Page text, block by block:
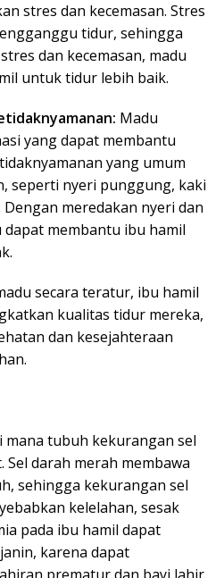
stres dan kecemasan. Stres
tidur, sehingga
dan kecemasan, madu
untuk tidur lebih baik.
Madu
yang dapat membantu
yang umum
seperti nyeri punggung, kaki
meredakan nyeri dan
membantu ibu hamil
secara teratur, ibu hamil
kualitas tidur mereka,
dan kesejahteraan
mana tubuh kekurangan sel
darah merah membawa
sehingga kekurangan sel
kelelahan, sesak
pada ibu hamil dapat
karena dapat